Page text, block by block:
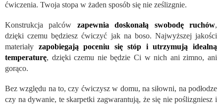
ćwiczenia. Twoja stopa w żaden sposób się nie ześlizgnie.
Konstrukcja palców zapewnia doskonałą swobodę ruchów,
dzięki czemu będziesz ćwiczyć jak na boso. Najwyższej jakości
materiały zapobiegają poceniu się stóp i utrzymują idealną
temperaturę, dzięki czemu nie będzie Ci w nich ani zimno, ani
gorąco.
Bez względu na to, czy ćwiczysz w domu, na siłowni, na podłodze
czy na dywanie, te skarpetki zagwarantują, że się nie poślizgniesz i